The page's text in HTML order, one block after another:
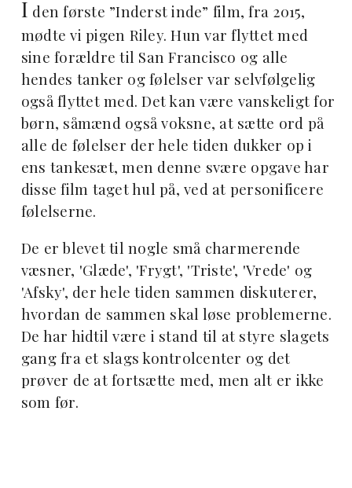
I den første ”Inderst inde” film, fra 2015,
mødte vi pigen Riley. Hun var flyttet med
sine forældre til San Francisco og alle
hendes tanker og følelser var selvfølgelig
også flyttet med. Det kan være vanskeligt for
børn, såmænd også voksne, at sætte ord på
alle de følelser der hele tiden dukker op i
ens tankesæt, men denne svære opgave har
disse film taget hul på, ved at personificere
følelserne.
De er blevet til nogle små charmerende
væsner, 'Glæde', 'Frygt', 'Triste', 'Vrede' og
'Afsky', der hele tiden sammen diskuterer,
hvordan de sammen skal løse problemerne.
De har hidtil være i stand til at styre slagets
gang fra et slags kontrolcenter og det
prøver de at fortsætte med, men alt er ikke
som før.